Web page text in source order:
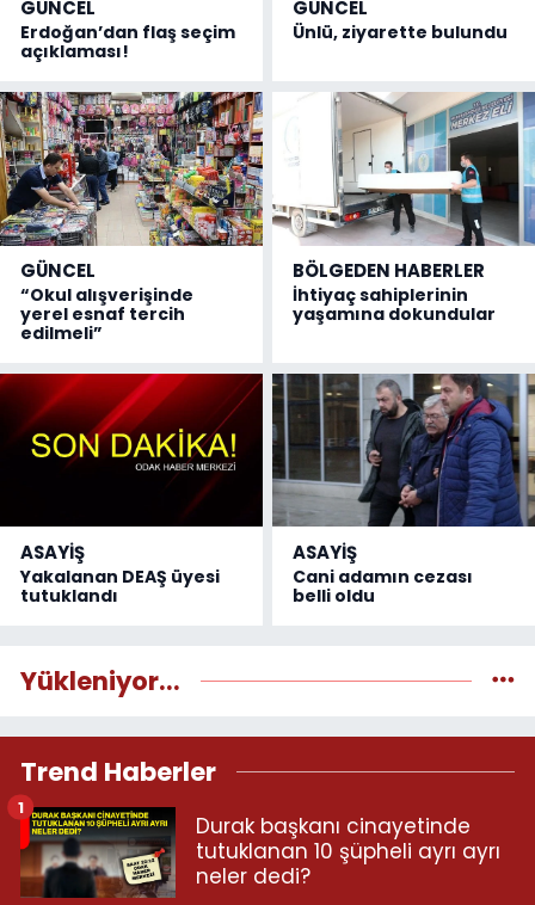
GÜNCEL
Erdoğan’dan flaş seçim
açıklaması!
GÜNCEL
Ünlü, ziyarette bulundu
GÜNCEL
“Okul alışverişinde
yerel esnaf tercih
edilmeli”
BÖLGEDEN HABERLER
İhtiyaç sahiplerinin
yaşamına dokundular
ASAYİŞ
Yakalanan DEAŞ üyesi
tutuklandı
ASAYİŞ
Cani adamın cezası
belli oldu
Yükleniyor...
Trend Haberler
Durak başkanı cinayetinde
tutuklanan 10 şüpheli ayrı ayrı
neler dedi?
1